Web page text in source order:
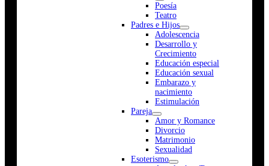
Poesía
Teatro
Padres e Hijos
Adolescencia
Desarrollo y
Crecimiento
Educación especial
Educación sexual
Embarazo y
nacimiento
Estimulación
Pareja
Amor y Romance
Divorcio
Matrimonio
Sexualidad
Esoterismo